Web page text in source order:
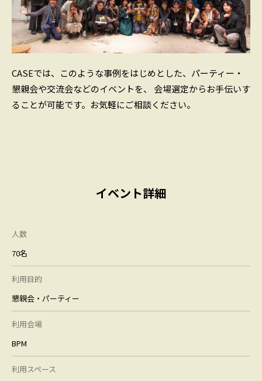
CASEでは、このような事例をはじめとした、パーティー・
懇親会や交流会などのイベントを、 会場選定からお手伝いす
ることが可能です。お気軽にご相談ください。
イベント詳細
人数
70名
利用目的
懇親会・パーティー
利用会場
BPM
利用スペース